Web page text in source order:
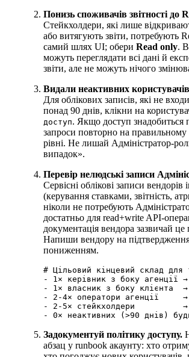
Понизь споживачів звітності до
Стейкхолдери, які лише
або витягують звіти, потребують
самий шлях UI; обери Read only.
можуть переглядати всі дані й
звіти, але не можуть нічого
Видали неактивних
Для облікових записів, які не
понад 90 днів, клікни на
доступ. Якщо доступ знадобиться
запроси повторно на
рівні. Не лишай Адміністратор-
випадок».
Перевір нелюдські записи
Сервісні облікові записи вендорів
(керування ставками, звітність,
ніколи не потребують
достатньо для read+write API-
документація вендора зазвичай це
Напиши вендору на
пониженням.
# Цільовий кінцевий склад для
- 1× керівник з боку агенції →
- 1× власник з боку клієнта  →
- 2-4× оператори агенції     →
- 2-5× стейкхолдери          →
Задокументуй політику доступу.
абзац у runbook акаунту: хто